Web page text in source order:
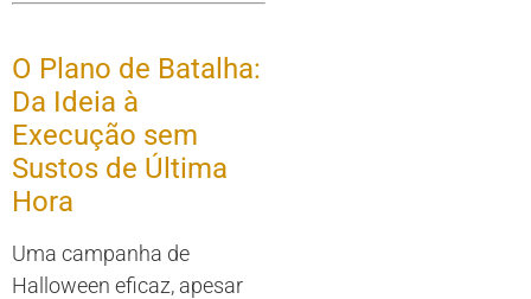
O Plano de Batalha:
Da Ideia à
Execução sem
Sustos de Última
Hora
Uma campanha de
Halloween eficaz, apesar